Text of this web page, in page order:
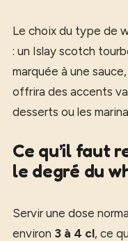
Le choix du type de
: un Islay scotch
marquée à une
offrira des accents
desserts ou les
Ce qu’il faut
le degré du
Servir une dose
environ 3 à 4 cl, ce